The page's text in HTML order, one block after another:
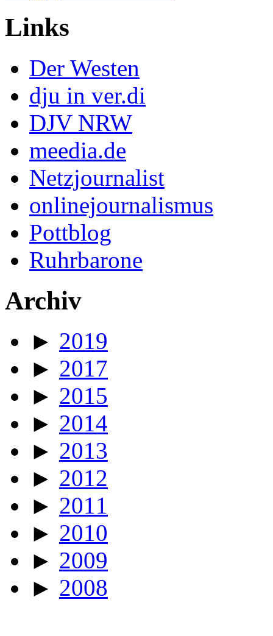
Links
Der Westen
dju in ver.di
DJV NRW
meedia.de
Netzjournalist
onlinejournalismus
Pottblog
Ruhrbarone
Archiv
► 2019
► 2017
► 2015
► 2014
► 2013
► 2012
► 2011
► 2010
► 2009
► 2008